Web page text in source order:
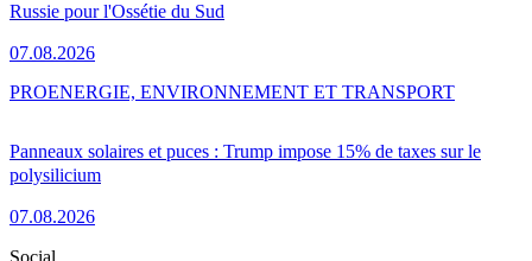
Russie pour l'Ossétie du Sud
07.08.2026
Panneaux solaires et puces : Trump impose 15% de taxes sur le
polysilicium
07.08.2026
PROENERGIE, ENVIRONNEMENT ET TRANSPORT
Social